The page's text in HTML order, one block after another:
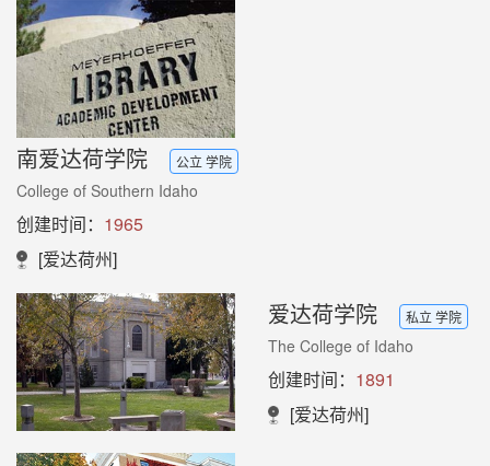
南爱达荷学院 公立 学院
College of Southern Idaho
创建时间： 1965
[爱达荷州]
爱达荷学院 私立 学院
The College of Idaho
创建时间： 1891
[爱达荷州]